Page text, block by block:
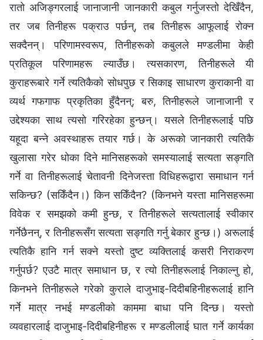
रातो अजिङ्गरलाई जानाजानी जानकारी कबुल गर्नुजस्तो देखिँदैन,
तर जब तिनीहरू पक्राउ पर्छन्, तब तिनीहरू आफूलाई रोक्न
सक्दैनन्। परिणामस्वरूप, तिनीहरूको कबुलले मण्डलीमा केही
प्रतिकूल परिणामहरू ल्याउँछ। त्यसकारण, तिनीहरूले यी
कुराहरूबारे गर्ने त्यतिकैको सोधपुछ र सिकाइ साधारण कुराकानी वा
व्यर्थ गफगाफ प्रकृतिका हुँदैनन्; बरु, तिनीहरूले जानाजानी र
उद्देश्यका साथ त्यसो गरिरहेका हुन्छन्। यसले तिनीहरूलाई पछि
यहूदा बन्ने अवस्थाहरू तयार गर्छ। के अरूको जानकारी त्यतिकै
खुलासा गरेर धोका दिने मानिसहरूको समस्यालाई सत्यता सङ्गति
गर्ने वा तिनीहरूलाई चेतावनी दिनेजस्ता विधिहरूद्वारा समाधान गर्न
सकिन्छ? (सकिँदैन।) किन सकिँदैन? (किनभने यस्ता मानिसहरूमा
विवेक र समझको कमी हुन्छ, र तिनीहरूले सत्यतालाई स्वीकार
गर्नेछैनन्, र तिनीहरूसँग सत्यता सङ्गति गर्नु बेकार हुन्छ।) अरूलाई
त्यतिकै हानि गर्न सक्ने यस्तो दुष्ट व्यक्तिलाई कसरी निराकरण
गर्नुपर्छ? एउटै मात्र समाधान छ, र त्यो तिनीहरूलाई निकाल्नु हो,
किनभने तिनीहरूले गरेको कुराले दाजुभाइ-दिदीबहिनीहरूलाई हानि
गर्ने मात्र नभई मण्डलीको काममा बाधा पनि दिन्छ। यस्तो
व्यवहारलाई दाजुभाइ-दिदीबहिनीहरू र मण्डलीलाई घात गर्ने कार्यका